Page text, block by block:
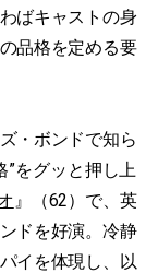
ばキャストの身
品格を定める要
・ボンドで知ら
”をグッと押し上
』（62）で、英
ドを好演。冷静
イを体現し、以